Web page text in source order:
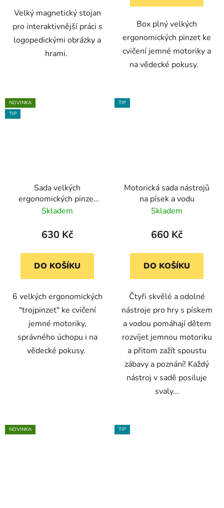
Velký magnetický stojan
pro interaktivnější práci s
logopedickými obrázky a
hrami.
Box plný velkých
ergonomických pinzet ke
cvičení jemné motoriky a
na vědecké pokusy.
NOVINKA
TIP
Sada velkých
ergonomických pinzet
Tri-grip (6 kusů)
Skladem
630 Kč
DO KOŠÍKU
6 velkých ergonomických
"trojpinzet" ke cvičení
jemné motoriky,
správného úchopu i na
vědecké pokusy.
TIP
Motorická sada nástrojů
na písek a vodu
Skladem
660 Kč
DO KOŠÍKU
Čtyři skvělé a odolné
nástroje pro hry s pískem
a vodou pomáhají dětem
rozvíjet jemnou motoriku
a přitom zažít spoustu
zábavy a poznání! Každý
nástroj v sadě posiluje
svaly...
NOVINKA TIP